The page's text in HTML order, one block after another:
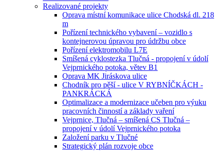
Realizované projekty
Oprava místní komunikace ulice Chodská dl. 218
m
Pořízení technického vybavení – vozidlo s
kontejnerovou úpravou pro údržbu obce
Pořízení elektromobilu L7E
Smíšená cyklostezka Tlučná - propojení v údolí
Vejprnického potoka, větev B1
Oprava MK Jiráskova ulice
Chodník pro pěší - ulice V RYBNÍČKÁCH -
PANKRÁCKÁ
Optimalizace a modernizace učeben pro výuku
pracovních činností a základy vaření
Vejprnice, Tlučná – smíšená CS Tlučná –
propojení v údolí Vejprnického potoka
Založení parku v Tlučné
Strategický plán rozvoje obce